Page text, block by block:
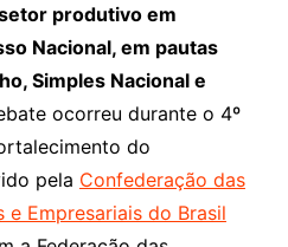
produtivo em
Nacional, em pautas
Simples Nacional e
ocorreu durante o 4º
do
pela Confederação das
Empresariais do Brasil